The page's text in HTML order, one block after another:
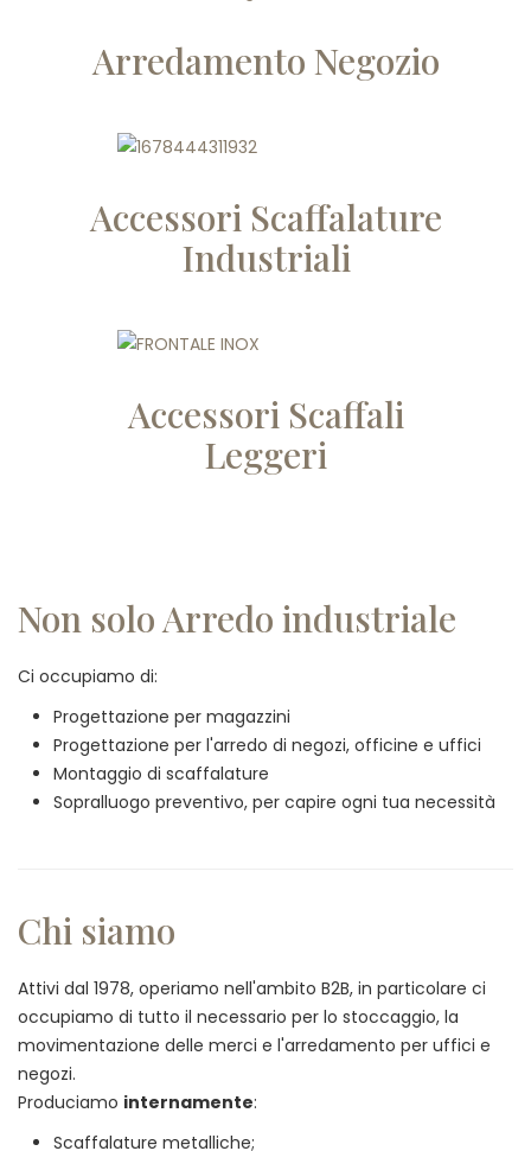
Arredamento Negozio
Accessori Scaffalature
Industriali
Accessori Scaffali
Leggeri
Non solo Arredo industriale
Ci occupiamo di:
Progettazione per magazzini
Progettazione per l'arredo di negozi, officine e uffici
Montaggio di scaffalature
Sopralluogo preventivo, per capire ogni tua necessità
Chi siamo
Attivi dal 1978, operiamo nell'ambito B2B, in particolare ci
occupiamo di tutto il necessario per lo stoccaggio, la
movimentazione delle merci e l'arredamento per uffici e
negozi.
Produciamo internamente:
Scaffalature metalliche;